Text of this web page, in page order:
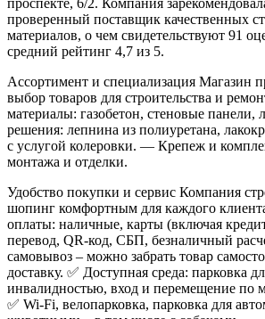
проспекте, 6/2. Компания
проверенный поставщик качественных
материалов, о чем свидетельствуют 91
средний рейтинг 4,7 из 5.
Ассортимент и специализация Магазин
выбор товаров для строительства и
материалы: газобетон, стеновые панели,
решения: лепнина из полиуретана,
с услугой колеровки. — Крепеж и
монтажа и отделки.
Удобство покупки и сервис Компания
шопинг комфортным для каждого
оплаты: наличные, карты (включая
перевод, QR-код, СБП, безналичный
самовывоз – можно забрать товар
доставку. ✅ Доступная среда: парковка
инвалидностью, вход и перемещение по
✅ Wi-Fi, велопарковка, парковка для